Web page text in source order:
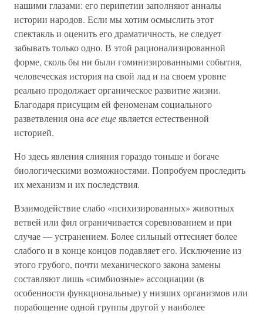
нашими глазами: его перипетии заполняют анналы
истории народов. Если мы хотим осмыслить этот
спектакль и оценить его драматичность, не следует
забывать только одно. В этой рационализированной
форме, сколь бы ни были гоминизированными события,
человеческая история на свой лад и на своем уровне
реально продолжает органическое развитие жизни.
Благодаря присущим ей феноменам социального
разветвления она все ещеявляется естественной
историей.
Но здесь явления слияния гораздо тоньше и богаче
биологическими возможностями. Попробуем проследить
их механизм и их последствия.
Взаимодействие слабо «психизированных» животных
ветвей или фил ограничивается соревнованием и при
случае — устранением. Более сильный оттесняет более
слабого и в конце концов подавляет его. Исключение из
этого грубого, почти механического закона замены
составляют лишь «симбиозные» ассоциации (в
особенности функциональные) у низших организмов или
порабощение одной группы другой у наиболее